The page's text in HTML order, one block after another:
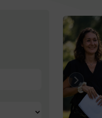
Previous